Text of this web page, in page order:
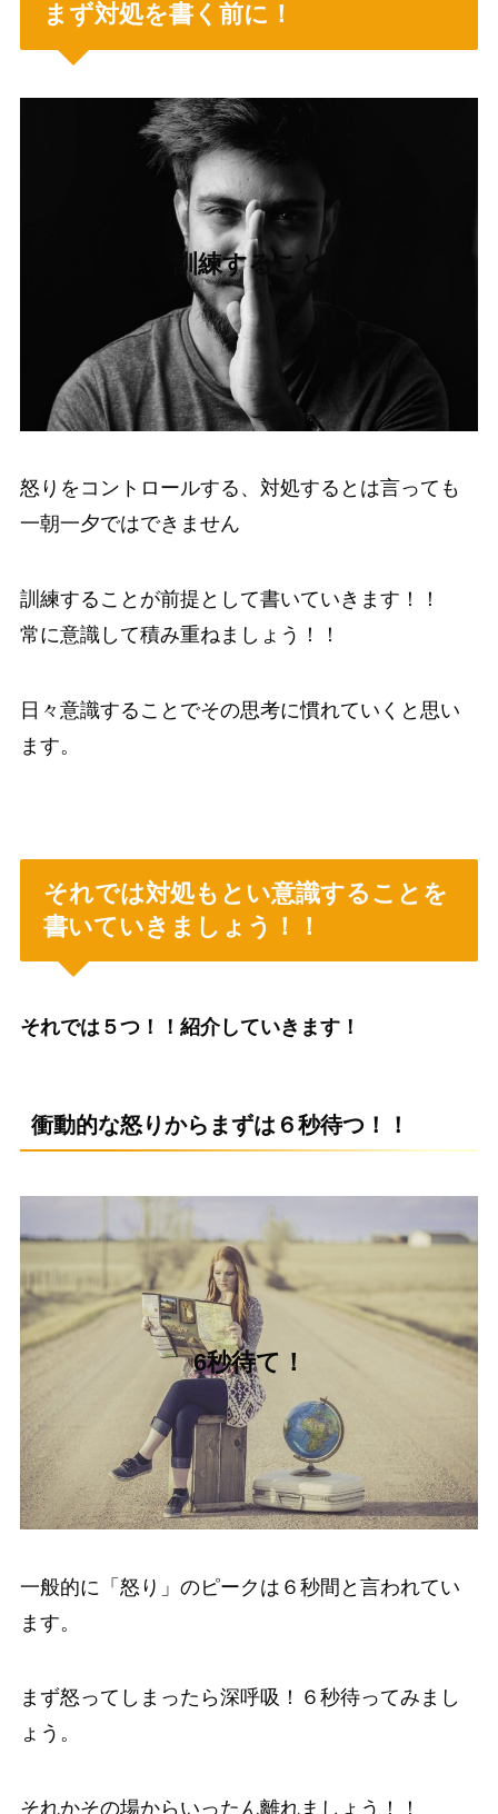
まず対処を書く前に！
訓練すること
怒りをコントロールする、対処するとは言っても
一朝一夕ではできません
訓練することが前提として書いていきます！！
常に意識して積み重ねましょう！！
日々意識することでその思考に慣れていくと思い
ます。
それでは対処もとい意識することを
書いていきましょう！！
それでは５つ！！紹介していきます！
衝動的な怒りからまずは６秒待つ！！
6秒待て！
一般的に「怒り」のピークは６秒間と言われてい
ます。
まず怒ってしまったら深呼吸！６秒待ってみまし
ょう。
それかその場からいったん離れましょう！！